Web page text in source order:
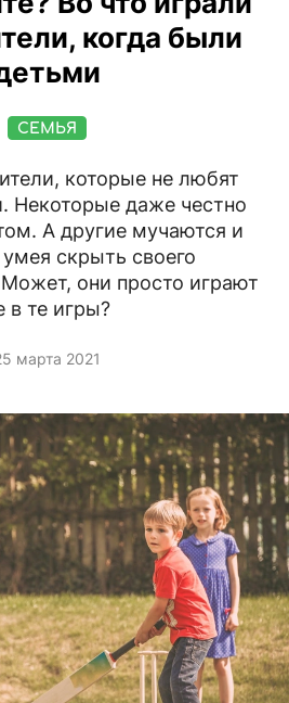
когда были
СЕМЬЯ
которые не любят
Некоторые даже честно
А другие мучаются и
скрыть своего
они просто играют
в те игры?
марта 2021